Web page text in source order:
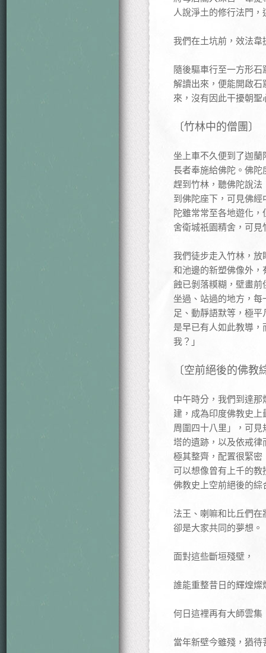
人說淨土的修行法門
我們在土坑前，效法
隨後驅車行至一方形
解讀出來，便能開啟
來，沒有因此干擾朝聖
〔竹林中的僧團〕
坐上車不久便到了迦
長者奉施給佛陀。佛
趕到竹林，聽佛陀說
到佛陀座下，可見佛
陀雖常常至各地遊化
舍衛城祇園精舍，可
我們徒步走入竹林，
和池邊的新塑佛像外
蝕已剝落糢糊，壁畫
坐過、站過的地方，
足、動靜語默等，極
是早已有人如此教導
我？」
〔空前絕後的佛教
中午時分，我們到達
建，成為印度佛教史
周圍四十八里」，可
塔的遺跡，以及依戒
極其整齊，配置很緊
可以想像曾有上千的
佛教史上空前絕後的
法王、喇嘛和比丘們
卻是大家共同的夢想。
面對這些斷垣殘壁，
誰能重整昔日的輝煌燦
何日這裡再有大師雲集
當年新壁今雖殘，猶待